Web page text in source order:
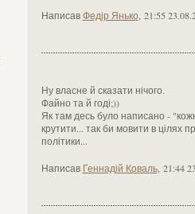
НаписавФедір Янько 21:55
Ну власне й сказати нічого.
Файно та й годі;))
Як там десь було написано -
крутити... так би мовити в цілях
політики...
Написав Геннадій Коваль, 21:44